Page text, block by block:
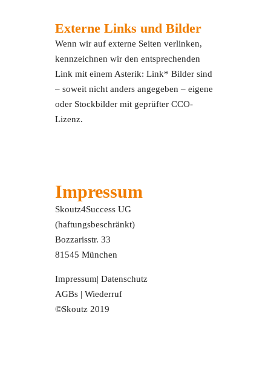
Externe Links und Bilder
Wenn wir auf externe Seiten verlinken,
kennzeichnen wir den entsprechenden
Link mit einem Asterik: Link* Bilder sind
– soweit nicht anders angegeben – eigene
oder Stockbilder mit geprüfter CCO-
Lizenz.
Impressum
Skoutz4Success UG
(haftungsbeschränkt)
Bozzarisstr. 33
81545 München
Impressum|Datenschutz
AGBs |Wiederruf
©Skoutz 2019